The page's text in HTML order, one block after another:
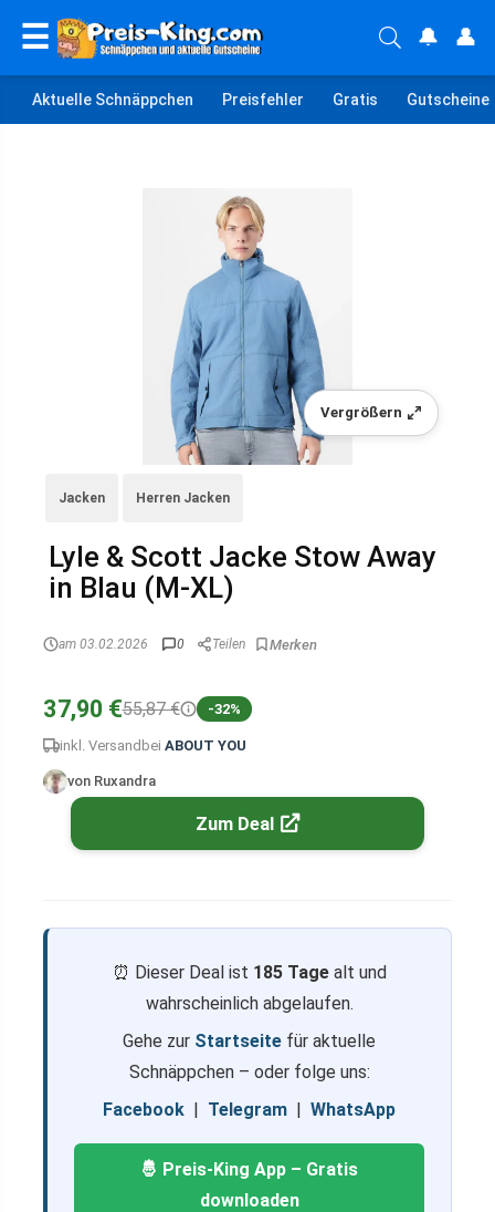
☰ 🔔 👤
Aktuelle Schnäppchen Preisfehler Gratis Gutscheine
Vergrößern
Jacken Herren Jacken
Lyle & Scott Jacke Stow Away
in Blau (M-XL)
am 03.02.2026 0 Teilen
37,90 €55,87 € -32%
inkl. Versand bei ABOUT YOU
von Ruxandra
Zum Deal
⏰ Dieser Deal ist 185 Tagealt und
wahrscheinlich abgelaufen.
Gehe zur Startseite für aktuelle
Schnäppchen – oder folge uns:
Facebook | Telegram | WhatsApp
🤴 Preis-King App – Gratis
downloaden